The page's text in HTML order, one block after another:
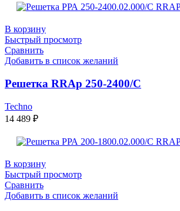
В корзину
Быстрый просмотр
Сравнить
Добавить в список желаний
Решетка RRAp 250-2400/С
Techno
14 489 ₽
В корзину
Быстрый просмотр
Сравнить
Добавить в список желаний